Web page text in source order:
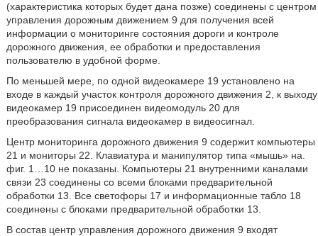
(характеристика которых будет дана позже) соединены с центром
управления дорожным движением 9 для получения всей
информации о мониторинге состояния дороги и контроле
дорожного движения, ее обработки и предоставления
пользователю в удобной форме.
По меньшей мере, по одной видеокамере 19 установлено на
входе в каждый участок контроля дорожного движения 2, к выходу
видеокамер 19 присоединен видеомодуль 20 для
преобразования сигнала видеокамер в видеосигнал.
Центр мониторинга дорожного движения 9 содержит компьютеры
21 и мониторы 22. Клавиатура и манипулятор типа «мышь» на.
фиг. 1…10 не показаны. Компьютеры 21 внутренними каналами
связи 23 соединены со всеми блоками предварительной
обработки 13. Все светофоры 17 и информационные табло 18
соединены с блоками предварительной обработки 13.
В состав центр управления дорожного движения 9 входят